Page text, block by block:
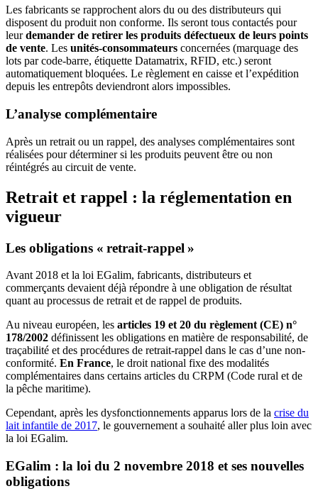
Les fabricants se rapprochent alors du ou des distributeurs qui
disposent du produit non conforme. Ils seront tous contactés pour
leurdemander de retirer les produits défectueux de leurs points
de vente. Les unités-consommateurs concernées (marquage des
lots par code-barre, étiquette Datamatrix, RFID, etc.) seront
automatiquement bloquées. Le règlement en caisse et l’expédition
depuis les entrepôts deviendront alors impossibles.
L’analyse complémentaire
Après un retrait ou un rappel, des analyses complémentaires sont
réalisées pour déterminer si les produits peuvent être ou non
réintégrés au circuit de vente.
Retrait et rappel : la réglementation en
vigueur
Les obligations « retrait-rappel »
Avant 2018 et la loi EGalim, fabricants, distributeurs et
commerçants devaient déjà répondre à une obligation de résultat
quant au processus de retrait et de rappel de produits.
Au niveau européen, les articles 19 et 20 du règlement (CE) n°
178/2002 définissent les obligations en matière de responsabilité, de
traçabilité et des procédures de retrait-rappel dans le cas d’une non-
conformité. En France, le droit national fixe des modalités
complémentaires dans certains articles du CRPM (Code rural et de
la pêche maritime).
Cependant, après les dysfonctionnements apparus lors de la crise du
lait infantile de 2017, le gouvernement a souhaité aller plus loin avec
la loi EGalim.
EGalim : la loi du 2 novembre 2018 et ses nouvelles
obligations